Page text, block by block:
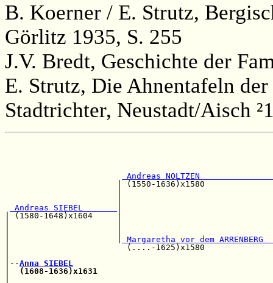
B. Koerner / E. Strutz,
Görlitz 1935, S. 255
J.V. Bredt, Geschichte der
E. Strutz, Die Ahnentafeln
Stadtrichter, Neustadt/Aisch
Andreas NOLTZEN
| (1550-1636)x1580
Andreas SIEBEL
| (1580-1648)x1604     |
Margaretha vor dem ARRENBERG
|                        (....-1625)x1580
|--Anna SIEBEL
(1608-1636)x1631